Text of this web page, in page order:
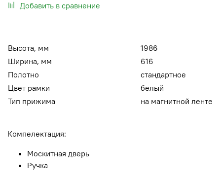
Добавить в сравнение
Высота, мм
1986
Ширина, мм
616
Полотно
стандартное
Цвет рамки
белый
Тип прижима
на магнитной ленте
Компелектация:
Москитная дверь
Ручка